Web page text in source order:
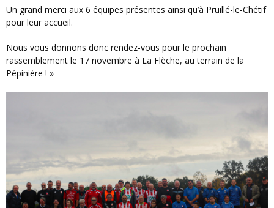
Un grand merci aux 6 équipes présentes ainsi qu’à Pruillé-le-Chétif
pour leur accueil.
Nous vous donnons donc rendez-vous pour le prochain
rassemblement le 17 novembre à La Flèche, au terrain de la
Pépinière ! »